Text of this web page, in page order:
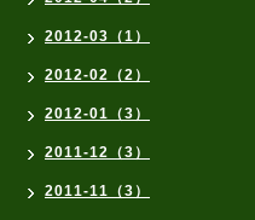
2012-03（1）
2012-02（2）
2012-01（3）
2011-12（3）
2011-11（3）